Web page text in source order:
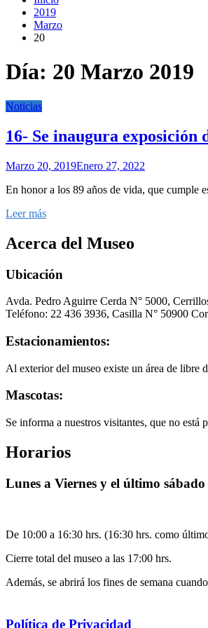
2019
Marzo
20
Día: 20 Marzo 2019
Noticias
16- Se inaugura exposición
Marzo 20, 2019Enero 27, 2022
En honor a los 89 años de vida, que cumple
Leer más
Acerca del Museo
Ubicación
Avda. Pedro Aguirre Cerda N° 5000,
Teléfono: 22 436 3936, Casilla N° 50900
Estacionamientos:
Al exterior del museo existe un área de libre
Mascotas:
Se informa a nuestros visitantes, que no
Horarios
Lunes a Viernes y el último sábado
De 10:00 a 16:30 hrs. (16:30 hrs. como
Cierre total del museo a las 17:00 hrs.
Además, se abrirá los fines de semana
Política de Privacidad